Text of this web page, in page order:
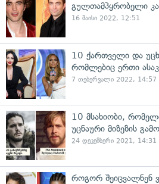
გულთამპყრობელი
16 მაისი 2022, 12:51
10 ქართველი და
რომლებიც ერთი
7 თებერვალი 2022, 14:57
10 მსახიობი,
უცნაური მიზეზის
24 დეკემბერი 2021, 14:31
როგორ შეიცვალნენ